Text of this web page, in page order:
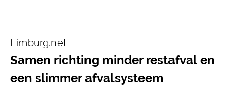
Limburg.net
Samen richting minder restafval en
een slimmer afvalsysteem